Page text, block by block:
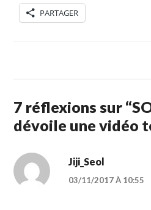
PARTAGER
7 réflexions sur “
dévoile une vidéo
Jiji_Seol
03/11/2017 À 10:55